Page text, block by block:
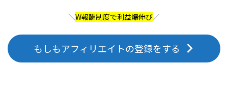
＼W報酬制度で利益爆伸び／
もしもアフィリエイトの登録をする